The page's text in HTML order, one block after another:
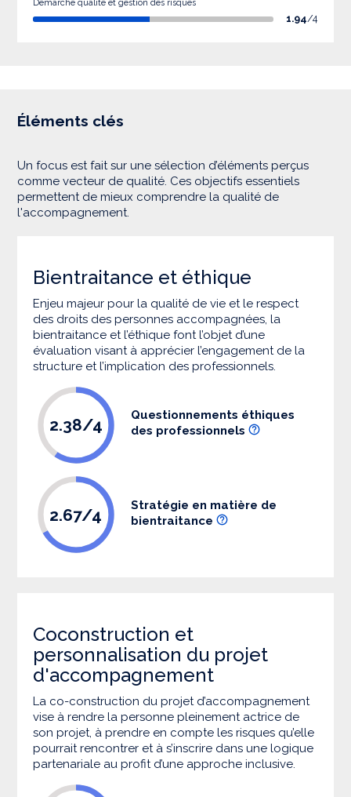
Démarche qualité et gestion des risques
1.94/4
Éléments clés
Un focus est fait sur une sélection d’éléments perçus
comme vecteur de qualité. Ces objectifs essentiels
permettent de mieux comprendre la qualité de
l'accompagnement.
Bientraitance et éthique
Enjeu majeur pour la qualité de vie et le respect
des droits des personnes accompagnées, la
bientraitance et l’éthique font l’objet d’une
évaluation visant à apprécier l’engagement de la
structure et l’implication des professionnels.
2.38/4
Questionnements éthiques
des professionnels
2.67/4
Stratégie en matière de
bientraitance
Coconstruction et
personnalisation du projet
d'accompagnement
La co-construction du projet d’accompagnement
vise à rendre la personne pleinement actrice de
son projet, à prendre en compte les risques qu’elle
pourrait rencontrer et à s’inscrire dans une logique
partenariale au profit d’une approche inclusive.